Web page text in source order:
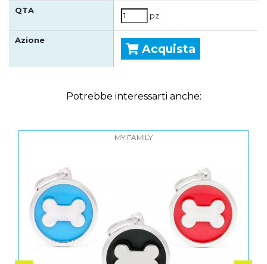
pz
Acquista
Potrebbe interessarti anche:
MY FAMILY